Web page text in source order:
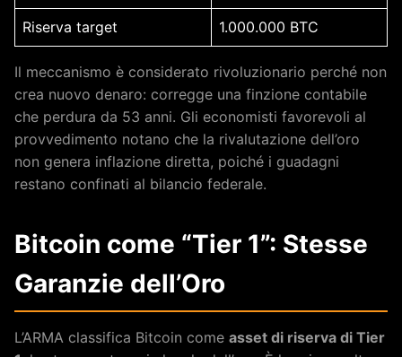
Riserva target 1.000.000 BTC
Il meccanismo è considerato rivoluzionario perché non
crea nuovo denaro: corregge una finzione contabile
che perdura da 53 anni. Gli economisti favorevoli al
provvedimento notano che la rivalutazione dell’oro
non genera inflazione diretta, poiché i guadagni
restano confinati al bilancio federale.
Bitcoin come “Tier 1”: Stesse
Garanzie dell’Oro
L’ARMA classifica Bitcoin come asset di riserva di Tier